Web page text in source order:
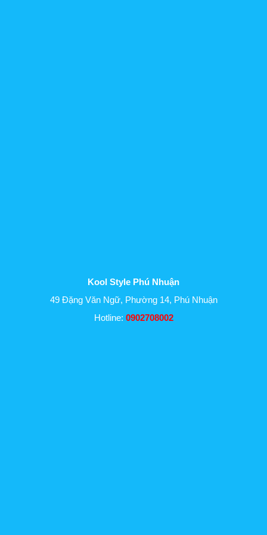
Kool Style Phú Nhuận
49 Đặng Văn Ngữ, Phường 14, Phú Nhuận
Hotline: 0902708002